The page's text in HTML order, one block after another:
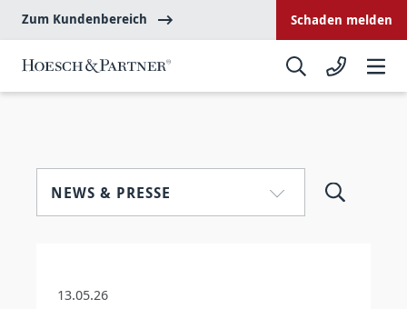
Zum Kundenbereich Schaden melden
NEWS & PRESSE
13.05.26